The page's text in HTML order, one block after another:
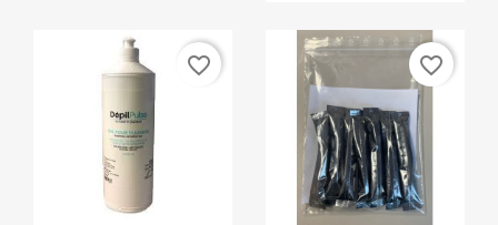
favorite_border favorite_border